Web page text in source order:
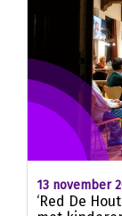
13 november
‘Red De